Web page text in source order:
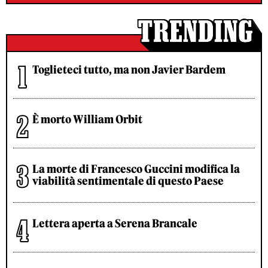
Toglieteci tutto, ma non Javier Bardem
È morto William Orbit
La morte di Francesco Guccini modifica la
viabilità sentimentale di questo Paese
Lettera aperta a Serena Brancale